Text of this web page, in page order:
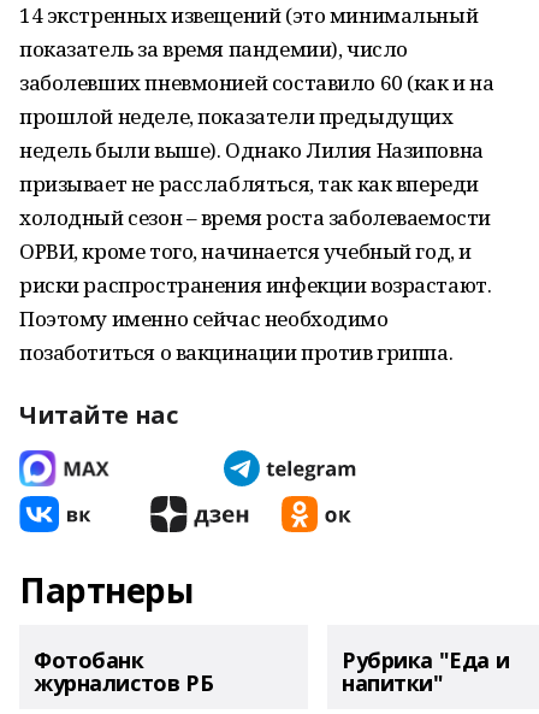
14 экстренных извещений (это минимальный
показатель за время пандемии), число
заболевших пневмонией составило 60 (как и на
прошлой неделе, показатели предыдущих
недель были выше). Однако Лилия Назиповна
призывает не расслабляться, так как впереди
холодный сезон – время роста заболеваемости
ОРВИ, кроме того, начинается учебный год, и
риски распространения инфекции возрастают.
Поэтому именно сейчас необходимо
позаботиться о вакцинации против гриппа.
Читайте нас
Партнеры
Фотобанк
журналистов РБ
Рубрика "Еда и
напитки"